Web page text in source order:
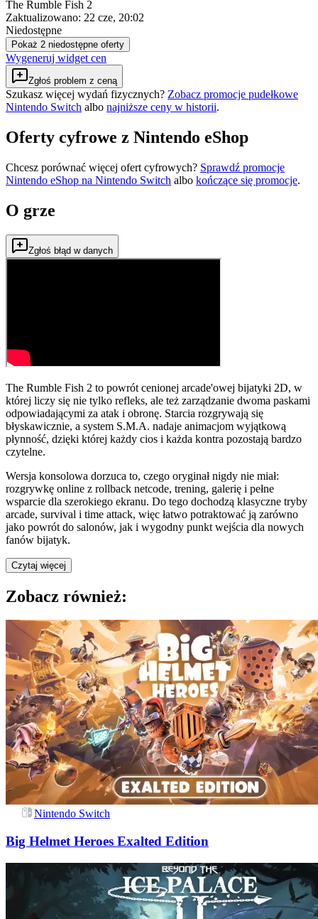
The Rumble Fish 2
Zaktualizowano: 22 cze, 20:02
Niedostępne
Pokaż 2 niedostępne oferty
Wygeneruj widget cen
Zgłoś problem z ceną
Szukasz więcej wydań fizycznych? Zobacz promocje pudełkowe
Nintendo Switch albo najniższe ceny w historii.
Oferty cyfrowe z Nintendo eShop
Chcesz porównać więcej ofert cyfrowych? Sprawdź promocje
Nintendo eShop na Nintendo Switch albo kończące się promocje.
O grze
Zgłoś błąd w danych
The Rumble Fish 2 to powrót cenionej arcade'owej bijatyki 2D, w
której liczy się nie tylko refleks, ale też zarządzanie dwoma paskami
odpowiadającymi za atak i obronę. Starcia rozgrywają się
błyskawicznie, a system S.M.A. nadaje animacjom wyjątkową
płynność, dzięki której każdy cios i każda kontra pozostają bardzo
czytelne.
Wersja konsolowa dorzuca to, czego oryginał nigdy nie miał:
rozgrywkę online z rollback netcode, trening, galerię i pełne
wsparcie dla szerokiego ekranu. Do tego dochodzą klasyczne tryby
arcade, survival i time attack, więc łatwo potraktować ją zarówno
jako powrót do salonów, jak i wygodny punkt wejścia dla nowych
fanów bijatyk.
Czytaj więcej
Zobacz również:
Nintendo Switch
Big Helmet Heroes Exalted Edition